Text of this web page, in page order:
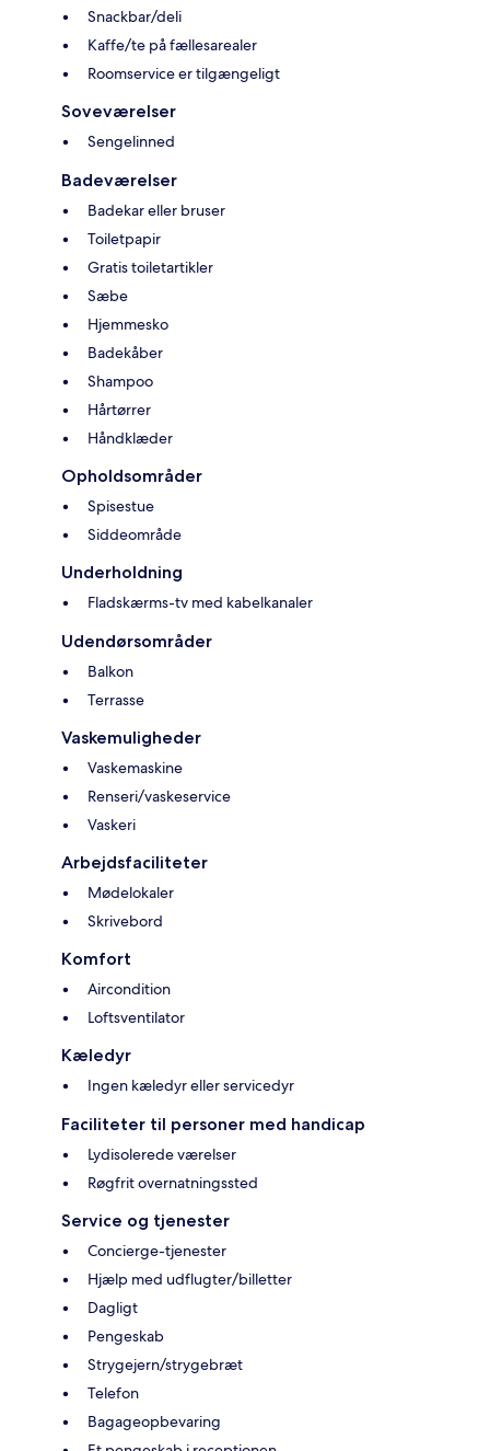
Snackbar/deli
Kaffe/te på fællesarealer
Roomservice er tilgængeligt
Soveværelser
Sengelinned
Badeværelser
Badekar eller bruser
Toiletpapir
Gratis toiletartikler
Sæbe
Hjemmesko
Badekåber
Shampoo
Hårtørrer
Håndklæder
Opholdsområder
Spisestue
Siddeområde
Underholdning
Fladskærms-tv med kabelkanaler
Udendørsområder
Balkon
Terrasse
Vaskemuligheder
Vaskemaskine
Renseri/vaskeservice
Vaskeri
Arbejdsfaciliteter
Mødelokaler
Skrivebord
Komfort
Aircondition
Loftsventilator
Kæledyr
Ingen kæledyr eller servicedyr
Faciliteter til personer med handicap
Lydisolerede værelser
Røgfrit overnatningssted
Service og tjenester
Concierge-tjenester
Hjælp med udflugter/billetter
Dagligt
Pengeskab
Strygejern/strygebræt
Telefon
Bagageopbevaring